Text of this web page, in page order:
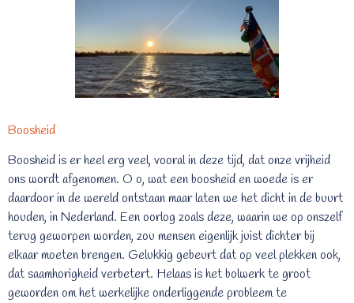
Boosheid
Boosheid is er heel erg veel, vooral in deze tijd, dat onze vrijheid
ons wordt afgenomen. O o, wat een boosheid en woede is er
daardoor in de wereld ontstaan maar laten we het dicht in de buurt
houden, in Nederland. Een oorlog zoals deze, waarin we op onszelf
terug geworpen worden, zou mensen eigenlijk juist dichter bij
elkaar moeten brengen. Gelukkig gebeurt dat op veel plekken ook,
dat saamhorigheid verbetert. Helaas is het bolwerk te groot
geworden om het werkelijke onderliggende probleem te